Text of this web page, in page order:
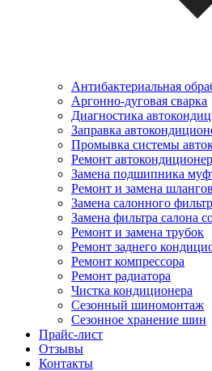
Антибактериальная
Аргонно-дуговая сварка
Диагностика
Заправка
Промывка системы
Ремонт
Замена подшипника
Ремонт и замена шлангов
Замена салонного
Замена фильтра салона
Ремонт и замена трубок
Ремонт заднего
Ремонт компрессора
Ремонт радиатора
Чистка кондиционера
Сезонный шиномонтаж
Сезонное хранение шин
Прайс-лист
Отзывы
Контакты